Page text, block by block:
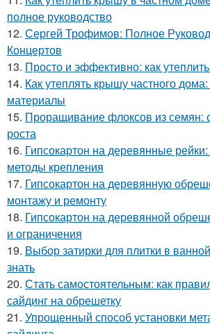
полное руководство
12. Сергей Трофимов: Полное
Концертов
13. Просто и эффективно: как
14. Как утеплять крышу частного
материалы
15. Проращивание флоксов из семян:
роста
16. Гипсокартон на деревянные
методы крепления
17. Гипсокартон на деревянную
монтажу и ремонту
18. Гипсокартон на деревянной
и ограничения
19. Выбор затирки для плитки в
знать
20. Стать самостоятельным: как
сайдинг на обрешетку
21. Упрощенный способ установки